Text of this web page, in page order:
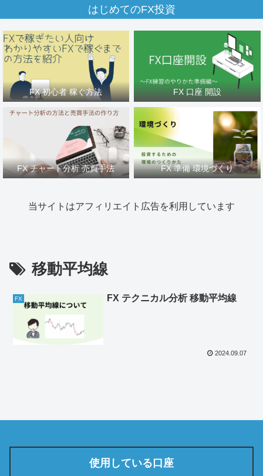
はじめてのFX投資
FX 初心者 稼ぐ方法 FX 口座 開設
FX チャート分析 売買手法 FX 準備 環境づくり
当サイトはアフィリエイト広告を利用しています
移動平均線
FX FX テクニカル分析 移動平均線
2024.09.07
使用している口座